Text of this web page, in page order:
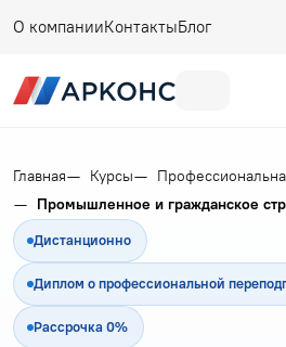
О компанииКонтактыБлог
Главная Курсы
Промышленное и гражданское
Дистанционно
Диплом о профессиональной
Рассрочка 0%